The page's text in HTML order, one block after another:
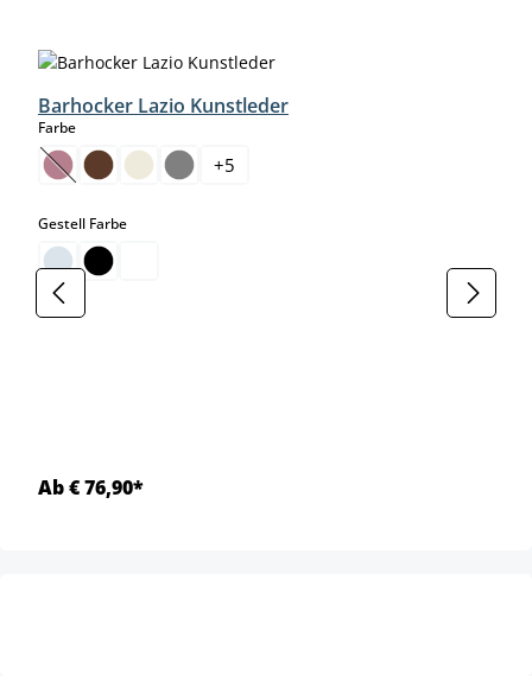
Barhocker Lazio Kunstleder
Farbeauswählen
(Diese Option ist zurzeit nicht verfügbar.)
+5
Gestell Farbeauswählen
Ab € 76,90*